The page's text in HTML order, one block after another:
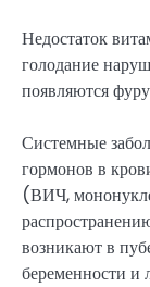
Недостаток
голодание
появляются
Системные
гормонов в
(ВИЧ,
возникают в
беременности и